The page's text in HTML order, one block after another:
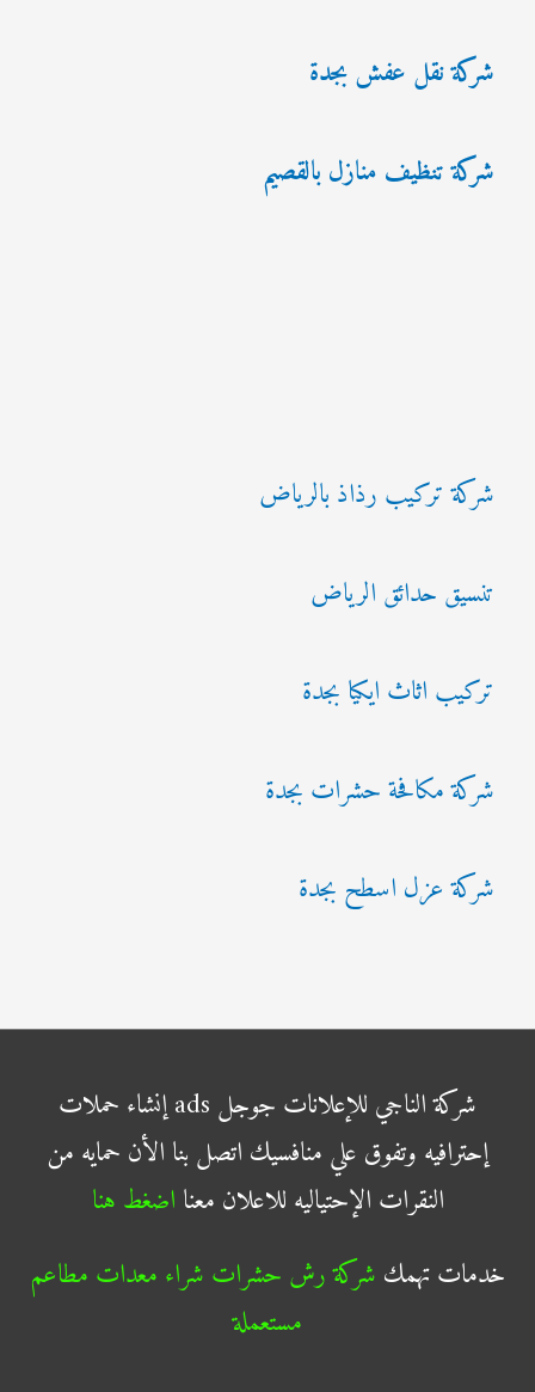
شركة نقل عفش بجدة
شركة تنظيف منازل بالقصيم
شركة تركيب رذاذ بالرياض
تنسيق حدائق الرياض
تركيب اثاث ايكيا بجدة
شركة مكافحة حشرات بجدة
شركة عزل اسطح بجدة
شركة الناجي للإعلانات جوجل ads إنشاء حملات
إحترافيه وتفوق علي منافسيك اتصل بنا الأن حمايه من
النقرات الإحتياليه للاعلان معنا اضغط هنا
خدمات تهمك شركة رش حشرات شراء معدات مطاعم
مستعملة